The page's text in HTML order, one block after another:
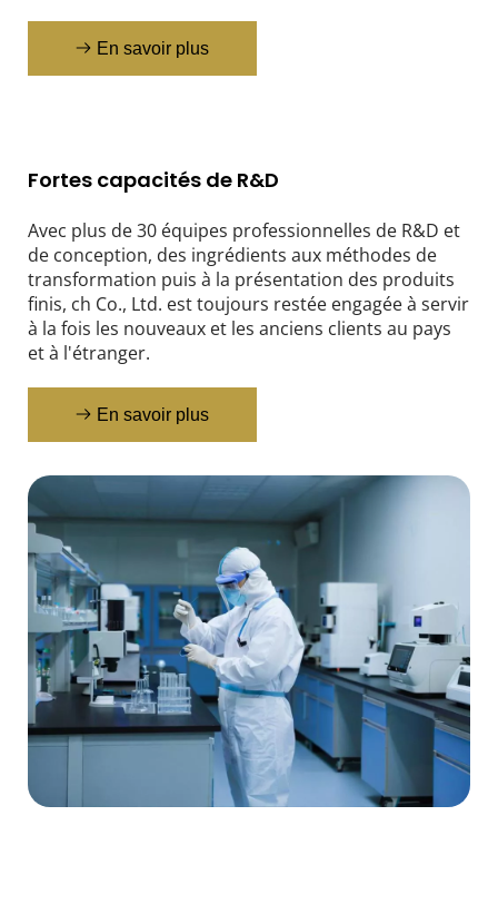
En savoir plus
Fortes capacités de R&D
Avec plus de 30 équipes professionnelles de R&D et
de conception, des ingrédients aux méthodes de
transformation puis à la présentation des produits
finis, ch Co., Ltd. est toujours restée engagée à servir
à la fois les nouveaux et les anciens clients au pays
et à l'étranger.
En savoir plus